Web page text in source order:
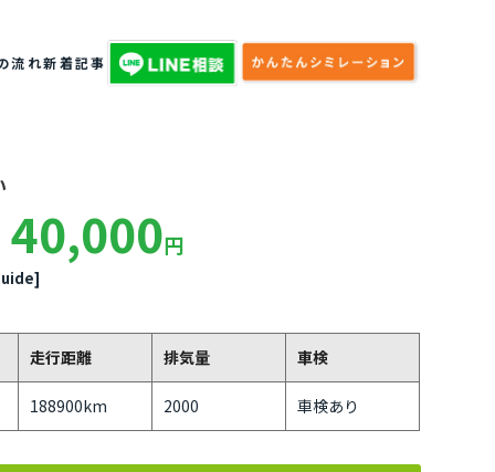
流れ新着記事
40,000円
走行距離 排気量 車検
188900km 2000 車検あり